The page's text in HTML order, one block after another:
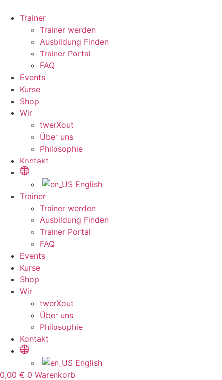
Inhalt
wechseln
Trainer
Trainer werden
Ausbildung Finden
Trainer Portal
FAQ
Events
Kurse
Shop
Wir
twerXout
Über uns
Philosophie
Kontakt
English
Trainer
Trainer werden
Ausbildung Finden
Trainer Portal
FAQ
Events
Kurse
Shop
Wir
twerXout
Über uns
Philosophie
Kontakt
English
0,00 € 0 Warenkorb